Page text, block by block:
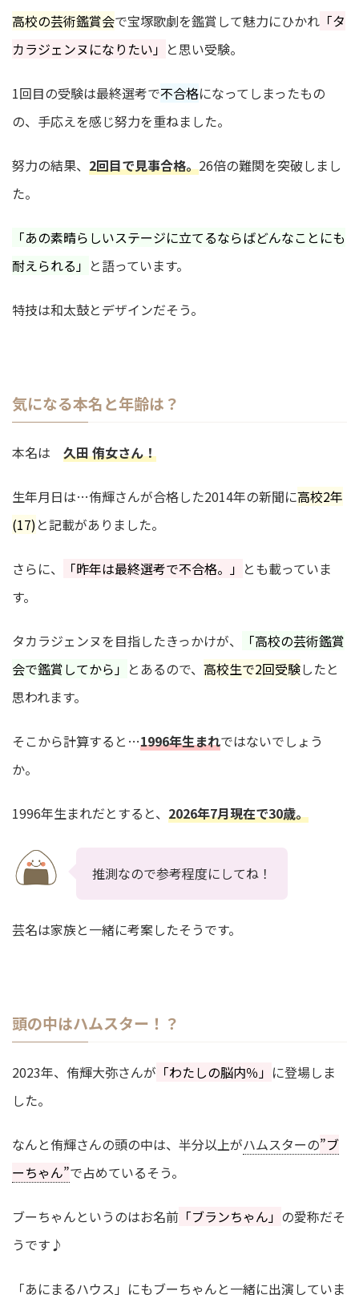
高校の芸術鑑賞会で宝塚歌劇を鑑賞して魅力にひかれ 「タ
カラジェンヌになりたい」 と思い受験。
1回目の受験は最終選考で不合格になってしまったもの
の、手応えを感じ努力を重ねました。
努力の結果、 2回目で見事合格。26倍の難関を突破しまし
た。
「あの素晴らしいステージに立てるならばどんなことにも
耐えられる」 と語っています。
特技は和太鼓とデザインだそう。
気になる本名と年齢は？
本名は 久田 侑女さん！
生年月日は…侑輝さんが合格した2014年の新聞に高校2年
(17)と記載がありました。
さらに、 「昨年は最終選考で不合格。」 とも載っていま
す。
タカラジェンヌを目指したきっかけが、
「高校の芸術鑑賞
会で鑑賞してから」 とあるので、 高校生で2回受験したと
思われます。
そこから計算すると…1996年生まれではないでしょう
か。
1996年生まれだとすると、 2026年7月現在で30歳。
推測なので参考程度にしてね！
芸名は家族と一緒に考案したそうです。
頭の中はハムスター！？
2023年、侑輝大弥さんが 「わたしの脳内％」 に登場しま
した。
なんと侑輝さんの頭の中は、半分以上がハムスターの”ブ
ーちゃん”で占めているそう。
ブーちゃんというのはお名前 「ブランちゃん」 の愛称だそ
うです♪
「あにまるハウス」にもブーちゃんと一緒に出演していま